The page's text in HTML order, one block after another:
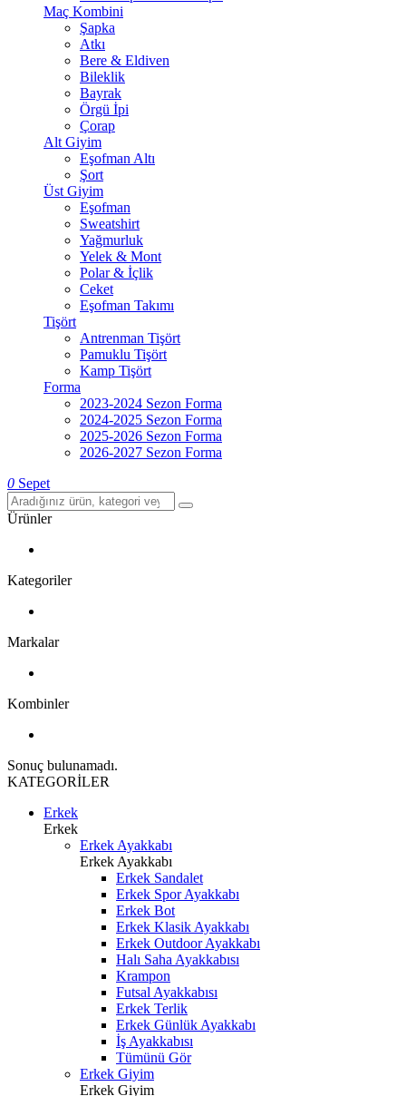
Maç Kombini
Şapka
Atkı
Bere & Eldiven
Bileklik
Bayrak
Örgü İpi
Çorap
Alt Giyim
Eşofman Altı
Şort
Üst Giyim
Eşofman
Sweatshirt
Yağmurluk
Yelek & Mont
Polar & İçlik
Ceket
Eşofman Takımı
Tişört
Antrenman Tişört
Pamuklu Tişört
Kamp Tişört
Forma
2023-2024 Sezon Forma
2024-2025 Sezon Forma
2025-2026 Sezon Forma
2026-2027 Sezon Forma
0 Sepet
Ürünler
Kategoriler
Markalar
Kombinler
Sonuç bulunamadı.
KATEGORİLER
Erkek
Erkek
Erkek Ayakkabı
Erkek Ayakkabı
Erkek Sandalet
Erkek Spor Ayakkabı
Erkek Bot
Erkek Klasik Ayakkabı
Erkek Outdoor Ayakkabı
Halı Saha Ayakkabısı
Krampon
Futsal Ayakkabısı
Erkek Terlik
Erkek Günlük Ayakkabı
İş Ayakkabısı
Tümünü Gör
Erkek Giyim
Erkek Giyim